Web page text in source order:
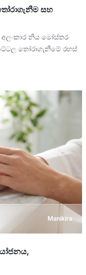
සහ
නිය මෝස්තර
තෝරාගැනීමේ රහස්
Manikira